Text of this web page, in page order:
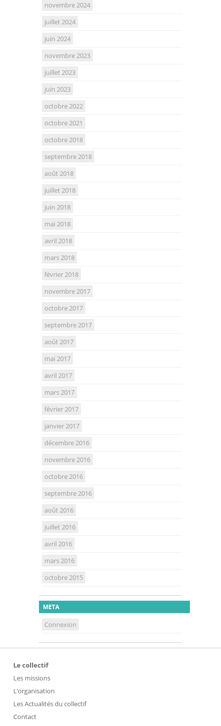
novembre 2024
juillet 2024
juin 2024
novembre 2023
juillet 2023
juin 2023
octobre 2022
octobre 2021
octobre 2018
septembre 2018
août 2018
juillet 2018
juin 2018
mai 2018
avril 2018
mars 2018
février 2018
novembre 2017
octobre 2017
septembre 2017
août 2017
mai 2017
avril 2017
mars 2017
février 2017
janvier 2017
décembre 2016
novembre 2016
octobre 2016
septembre 2016
août 2016
juillet 2016
avril 2016
mars 2016
octobre 2015
META
Connexion
Le collectif
Les missions
L’organisation
Les Actualités du collectif
Contact